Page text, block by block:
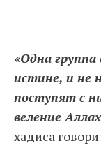
«Одна
истине, и не
поступят с
веление
хадиса